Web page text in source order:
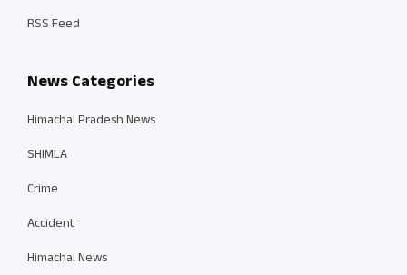
RSS Feed
News Categories
Himachal Pradesh News
SHIMLA
Crime
Accident
Himachal News